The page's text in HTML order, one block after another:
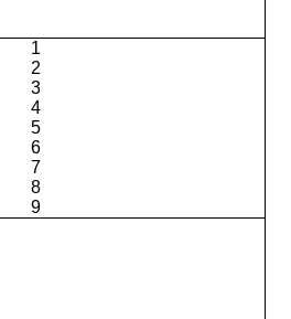
1
2
3
4
5
6
7
8
9